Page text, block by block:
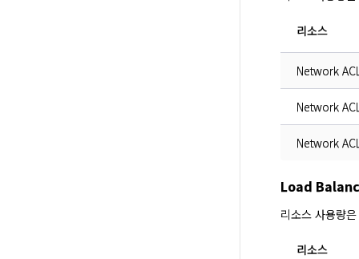
리소스
Network
Network
Network
Load
리소스 사용량
리소스